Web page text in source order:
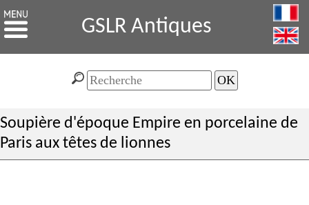
GSLR Antiques
Soupière d'époque Empire en porcelaine de
Paris aux têtes de lionnes